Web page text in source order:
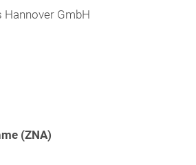
Hannover GmbH
(ZNA)